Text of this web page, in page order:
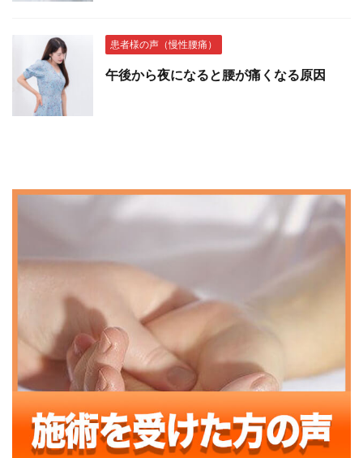
患者様の声（慢性腰痛）
午後から夜になると腰が痛くなる原因